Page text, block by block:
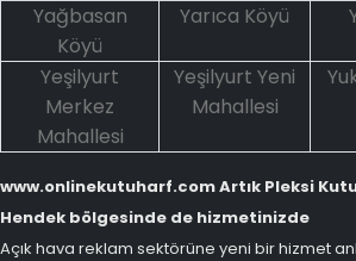
Yağbasan
Köyü
Yarıca Köyü
Yeşilyurt
Merkez
Mahallesi
Yeşilyurt Yeni
Mahallesi
www.onlinekutuharf.com Artık Pleksi
Hendek bölgesinde de hizmetinizde
Açık hava reklam sektörüne yeni bir hizmet